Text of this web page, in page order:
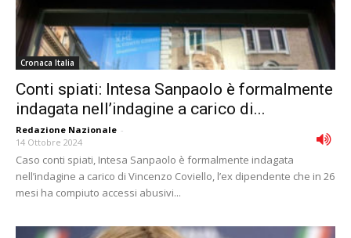
Cronaca Italia
Conti spiati: Intesa Sanpaolo è formalmente
indagata nell’indagine a carico di...
Redazione Nazionale -
14 Ottobre 2024
Caso conti spiati, Intesa Sanpaolo è formalmente indagata
nell’indagine a carico di Vincenzo Coviello, l’ex dipendente che in 26
mesi ha compiuto accessi abusivi...